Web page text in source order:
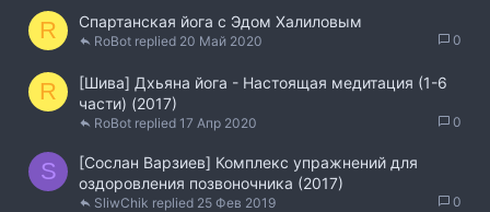
R Спартанская йога с Эдом Халиловым
0
20 Май 2020
RoBot
R
[Шива] Дхьяна йога - Настоящая медитация (1-6
части) (2017)
0
17 Апр 2020
RoBot
S
[Сослан Варзиев] Комплекс упражнений для
оздоровления позвоночника (2017)
0
25 Фев 2019
SliwChik